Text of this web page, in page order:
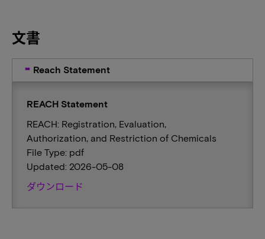
文書
Reach Statement
REACH Statement
REACH: Registration, Evaluation,
Authorization, and Restriction of Chemicals
File Type: pdf
Updated: 2026-05-08
ダウンロード